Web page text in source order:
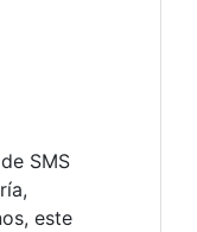
SMS
este